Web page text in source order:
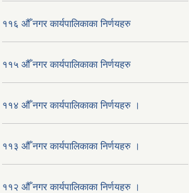
११६ औँ नगर कार्यपालिकाका निर्णयहरु
११५ औँ नगर कार्यपालिकाका निर्णयहरु
११४ औँ नगर कार्यपालिकाका निर्णयहरु ।
११३ औँ नगर कार्यपालिकाका निर्णयहरु ।
११२ औँ नगर कार्यपालिकाका निर्णयहरु ।